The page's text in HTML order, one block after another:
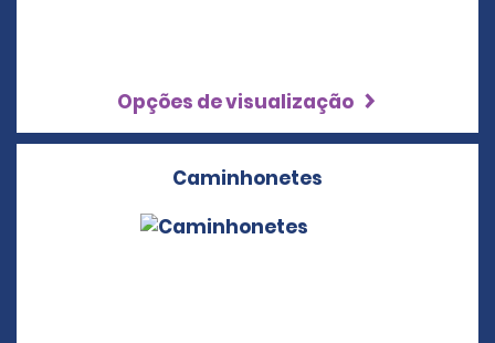
Opções de visualização
Caminhonetes